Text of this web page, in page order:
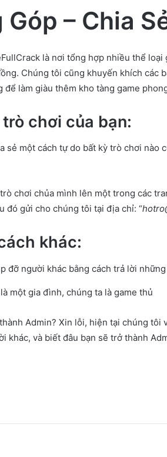
– Chia
là nơi tổng hợp nhiều thể
Chúng tôi cũng khuyến khích các
để làm giàu thêm kho tàng game
chơi của bạn:
sẻ một cách tự do bất kỳ trò chơi nào
chơi chủa mình lên một trong các
đó gửi cho chúng tôi tại địa chỉ: “
khác:
đỡ người khác bằng cách trả lời
một gia đình, chúng ta là game thủ
Admin? Xin lỗi, hiện tại chúng tôi
khác, và biết đâu bạn sẽ trở thành